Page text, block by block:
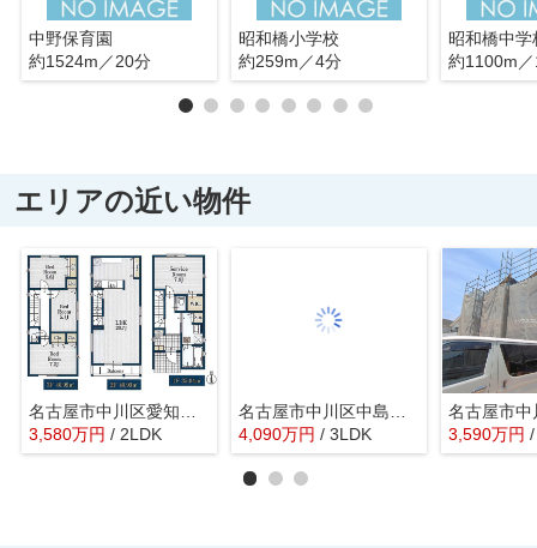
中野保育園
約1524m／20分
昭和橋小学校
約259m／4分
昭和橋中学
約1100m
エリアの近い物件
3,580万円 / 2LDK
4,090万円 / 3LDK 3,590万円